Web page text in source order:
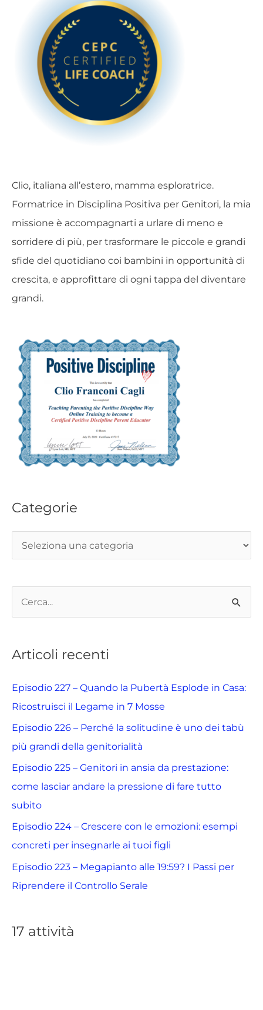
Clio, italiana all’estero, mamma esploratrice.
Formatrice in Disciplina Positiva per Genitori, la mia
missione è accompagnarti a urlare di meno e
sorridere di più, per trasformare le piccole e grandi
sfide del quotidiano coi bambini in opportunità di
crescita, e approfittare di ogni tappa del diventare
grandi.
Categorie
cArticoli recenti
Episodio 227 – Quando la Pubertà Esplode in Casa:
Ricostruisci il Legame in 7 Mosse
Episodio 226 – Perché la solitudine è uno dei tabù
più grandi della genitorialità
Episodio 225 – Genitori in ansia da prestazione:
come lasciar andare la pressione di fare tutto
subito
Episodio 224 – Crescere con le emozioni: esempi
concreti per insegnarle ai tuoi figli
Episodio 223 – Megapianto alle 19:59? I Passi per
Riprendere il Controllo Serale
17 attività